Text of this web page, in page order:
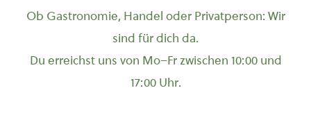
Ob Gastronomie, Handel oder Privatperson: Wir
sind für dich da.
Du erreichst uns von Mo–Fr zwischen 10:00 und
17:00 Uhr.